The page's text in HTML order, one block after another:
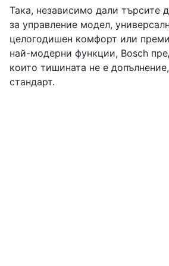
Така, независимо дали търсите
за управление модел,
целогодишен комфорт или
най-модерни функции, Bosch
които тишината не е
стандарт.